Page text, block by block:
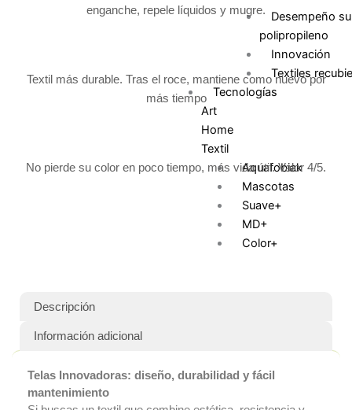
Desempeño
polipropileno
Innovación
Textiles
Tecnologías
Art
Home
Textil
Aquafobiak
Mascotas
Suave+
MD+
Color+
Antialérgico
enganche, repele líquidos y mugre.
Textil más durable. Tras el roce, mantiene como nuevo por
más tiempo
No pierde su color en poco tiempo, más vida útil. Valor 4/5.
Descripción
Información adicional
Telas Innovadoras: diseño, durabilidad y fácil
mantenimiento